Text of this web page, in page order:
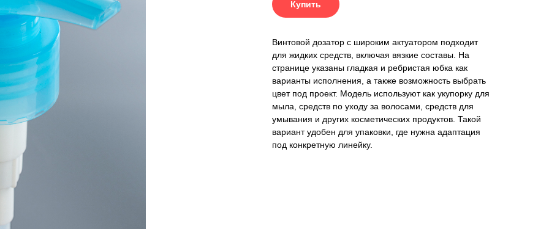
Купить
Винтовой дозатор с широким актуатором подходит
для жидких средств, включая вязкие составы. На
странице указаны гладкая и ребристая юбка как
варианты исполнения, а также возможность выбрать
цвет под проект. Модель используют как укупорку для
мыла, средств по уходу за волосами, средств для
умывания и других косметических продуктов. Такой
вариант удобен для упаковки, где нужна адаптация
под конкретную линейку.